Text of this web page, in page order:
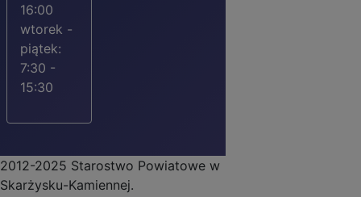
16:00
wtorek -
piątek:
7:30 -
15:30
2012-2025 Starostwo Powiatowe w
Skarżysku-Kamiennej.